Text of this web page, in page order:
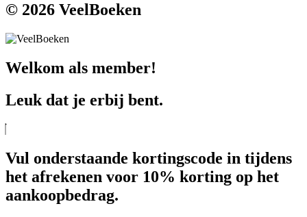
© 2026 VeelBoeken
Welkom als member!
Leuk dat je erbij bent.
Vul onderstaande kortingscode in tijdens
het afrekenen voor 10% korting op het
aankoopbedrag.